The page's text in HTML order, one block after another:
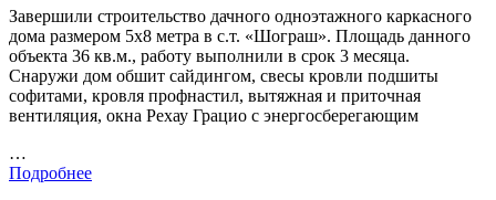
Завершили строительство дачного одноэтажного каркасного
дома размером 5х8 метра в с.т. «Шограш». Площадь данного
объекта 36 кв.м., работу выполнили в срок 3 месяца.
Снаружи дом обшит сайдингом, свесы кровли подшиты
софитами, кровля профнастил, вытяжная и приточная
вентиляция, окна Рехау Грацио с энергосберегающим
…
Подробнее